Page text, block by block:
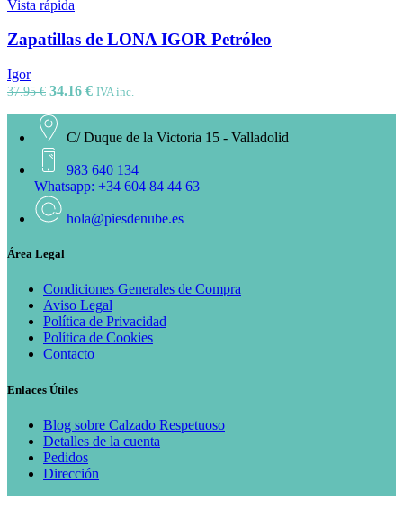
Vista rápida
Zapatillas de LONA IGOR Petróleo
Igor
37.95€ 34.16 € IVA inc.
C/ Duque de la Victoria 15 - Valladolid
983 640 134
Whatsapp: +34 604 84 44 63
hola@piesdenube.es
Área Legal
Condiciones Generales de Compra
Aviso Legal
Política de Privacidad
Política de Cookies
Contacto
Enlaces Útiles
Blog sobre Calzado Respetuoso
Detalles de la cuenta
Pedidos
Dirección